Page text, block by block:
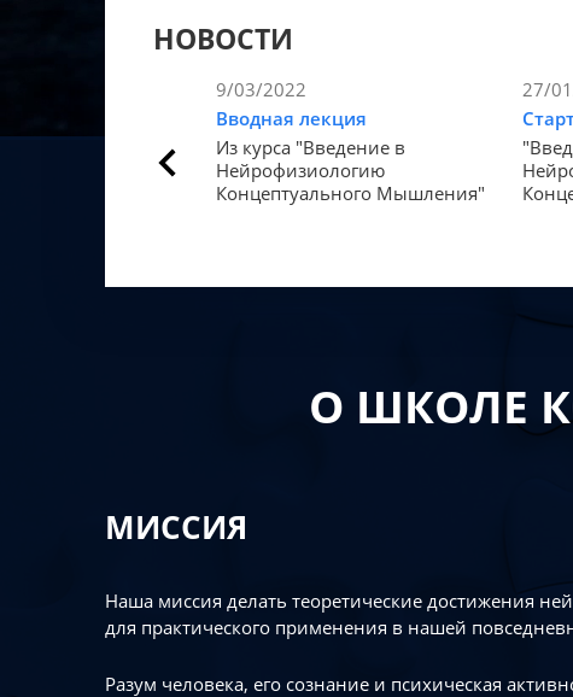
НОВОСТИ
9/03/2022
Вводная лекция
Из курса "Введение в
Нейрофизиологию
Концептуального Мышления"
27/
О ШКОЛЕ
МИССИЯ
Наша миссия делать теоретические достижения
для практического применения в нашей
Разум человека, его сознание и психическая